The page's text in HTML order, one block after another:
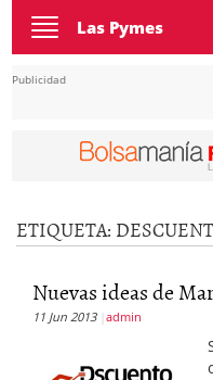
Toggle
navigation
Las Pymes
Publicidad
ETIQUETA:
Nuevas ideas de
11 Jun 2013 admin